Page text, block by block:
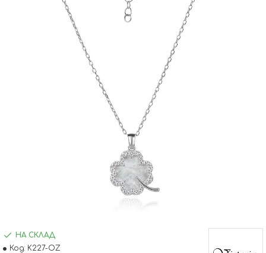
НА СКЛАД
Код: K227-OZ